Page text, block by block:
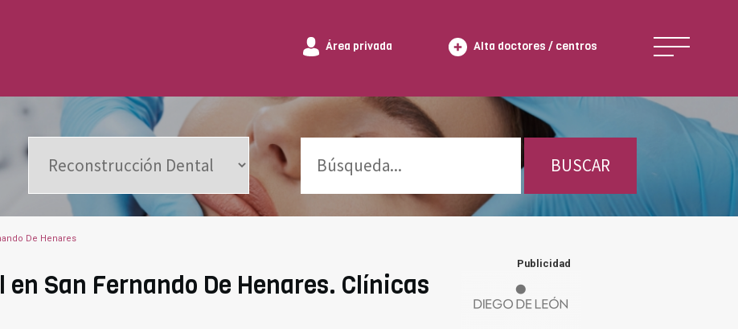
Área privada Alta doctores / centros
BUSCAR
De Henares
San Fernando De Henares. Clínicas
Publicidad